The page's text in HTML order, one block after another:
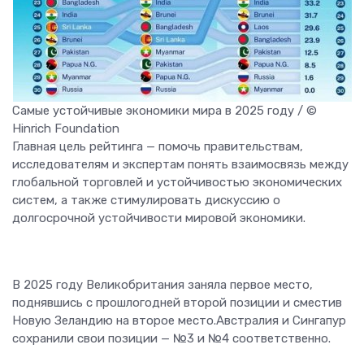
Самые устойчивые экономики мира в 2025 году / ©
Hinrich Foundation
Главная цель рейтинга — помочь правительствам,
исследователям и экспертам понять взаимосвязь между
глобальной торговлей и устойчивостью экономических
систем, а также стимулировать дискуссию о
долгосрочной устойчивости мировой экономики.
В 2025 году Великобритания заняла первое место,
поднявшись с прошлогодней второй позиции и сместив
Новую Зеландию на второе место.Австралия и Сингапур
сохранили свои позиции — №3 и №4 соответственно.